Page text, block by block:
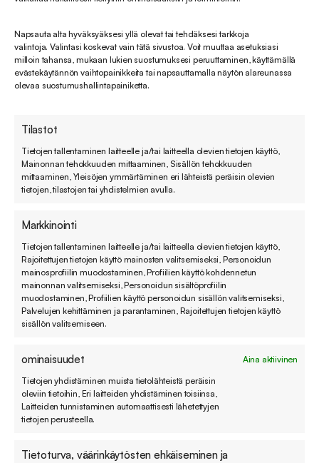
Napsauta alta hyväksyäksesi yllä olevat tai tehdäksesi tarkkoja
valintoja. Valintasi koskevat vain tätä sivustoa. Voit muuttaa asetuksiasi
milloin tahansa, mukaan lukien suostumuksesi peruuttaminen, käyttämällä
evästekäytännön vaihtopainikkeita tai napsauttamalla näytön alareunassa
olevaa suostumushallintapainiketta.
Tilastot
Tietojen tallentaminen laitteelle ja/tai laitteella olevien tietojen käyttö,
Mainonnan tehokkuuden mittaaminen, Sisällön tehokkuuden
mittaaminen, Yleisöjen ymmärtäminen eri lähteistä peräisin olevien
tietojen, tilastojen tai yhdistelmien avulla.
Markkinointi
Tietojen tallentaminen laitteelle ja/tai laitteella olevien tietojen käyttö,
Rajoitettujen tietojen käyttö mainosten valitsemiseksi, Personoidun
mainosprofiilin muodostaminen, Profiilien käyttö kohdennetun
mainonnan valitsemiseksi, Personoidun sisältöprofiilin
muodostaminen, Profiilien käyttö personoidun sisällön valitsemiseksi,
Palvelujen kehittäminen ja parantaminen, Rajoitettujen tietojen käyttö
sisällön valitsemiseen.
ominaisuudet
Aina aktiivinen
Tietojen yhdistäminen muista tietolähteistä peräisin
oleviin tietoihin, Eri laitteiden yhdistäminen toisiinsa,
Laitteiden tunnistaminen automaattisesti lähetettyjen
tietojen perusteella.
Tietoturva, väärinkäytösten ehkäiseminen ja
Tähän juttuun liittyvät aiheet
Löytyisikö tästä lisää luettavaa?
Asiakaspalvelun tärkeimmät mittarit
2026
Asiakaspalvelun rooli on muuttunut viime vuosien
läpinäkyvää...